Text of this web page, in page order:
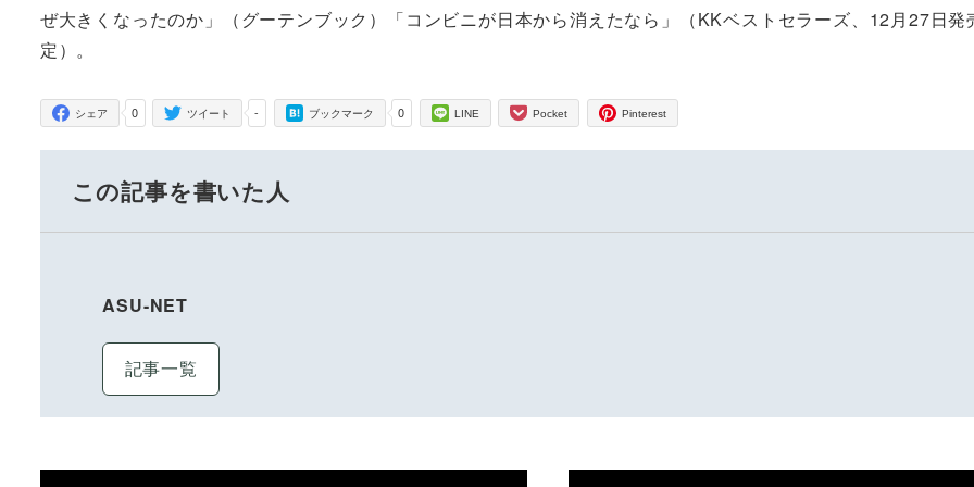
ぜ大きくなったのか」（グーテンブック）「コンビニが日本から消えたなら」（KKベストセラーズ、12月27日発
定）。
0
シェア -
ツイート 0
ブックマーク LINE Pocket Pinterest
この記事を書いた人
ASU-NET
記事一覧